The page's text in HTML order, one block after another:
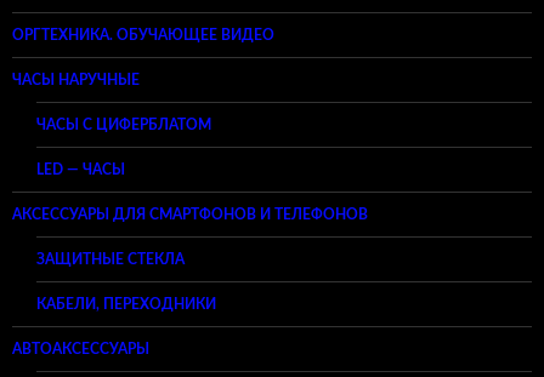
ОРГТЕХНИКА. ОБУЧАЮЩЕЕ ВИДЕО
ЧАСЫ НАРУЧНЫЕ
ЧАСЫ С ЦИФЕРБЛАТОМ
LED — ЧАСЫ
АКСЕССУАРЫ ДЛЯ СМАРТФОНОВ И ТЕЛЕФОНОВ
ЗАЩИТНЫЕ СТЕКЛА
КАБЕЛИ, ПЕРЕХОДНИКИ
АВТОАКСЕССУАРЫ